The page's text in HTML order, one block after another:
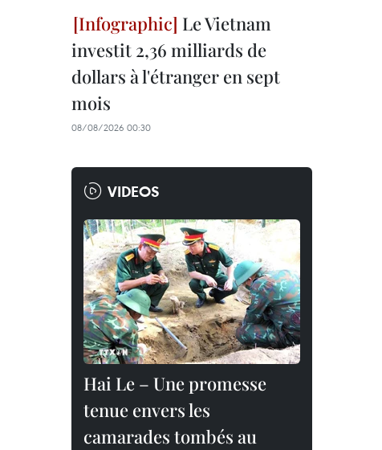
Le Vietnam
investit 2,36 milliards de
dollars à l'étranger en sept
mois
08/08/2026 00:30
VIDEOS
Hai Le – Une promesse
tenue envers les
camarades tombés au